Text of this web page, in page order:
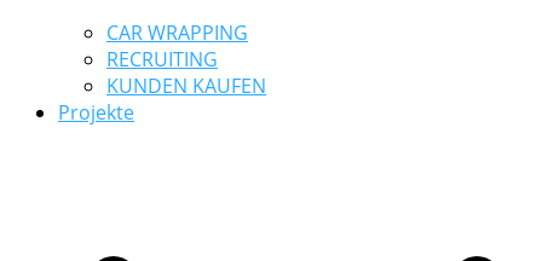
CAR WRAPPING
RECRUITING
KUNDEN KAUFEN
Projekte